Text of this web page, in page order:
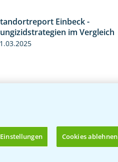
Einbeck -
im Vergleich
Cookies ablehnen